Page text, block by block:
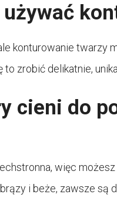
używać
konturowanie twarzy
to zrobić delikatnie,
cieni do
więc
i beże, zawsze są